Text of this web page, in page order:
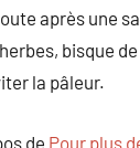
après une
bisque
la pâleur.
de Pour plus